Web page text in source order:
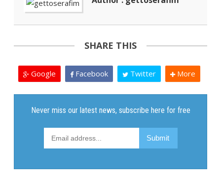
SHARE THIS
Google Facebook Twitter More